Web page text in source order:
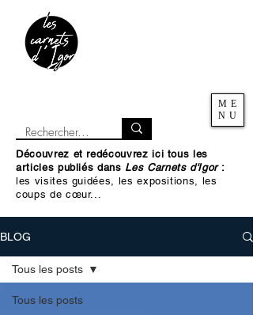
ME
NU
Découvrez et redécouvrez ici tous les
articles publiés dans Les Carnets d'Igor :
les visites guidées, les expositions, les
coups de cœur...
BLOG
Tous les posts
Tous les posts